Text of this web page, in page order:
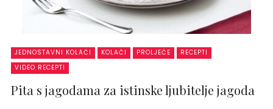
JEDNOSTAVNI KOLAČI KOLAČI PROLJEĆE
RECEPTI
VIDEO RECEPTI
Pita s jagodama za istinske ljubitelje jagoda